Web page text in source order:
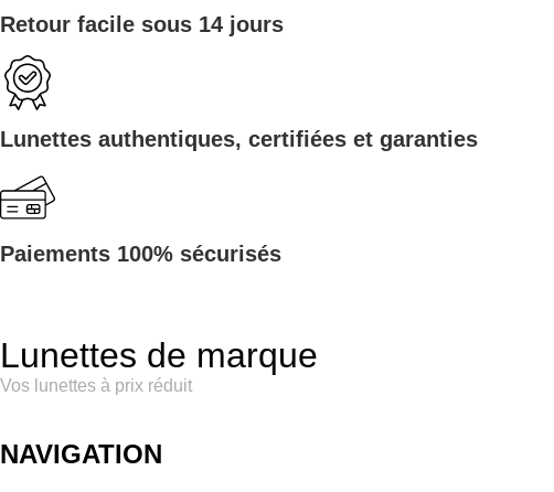
Retour facile sous 14 jours
Lunettes authentiques, certifiées et garanties
Paiements 100% sécurisés
Lunettes de marque
Vos lunettes à prix réduit
NAVIGATION